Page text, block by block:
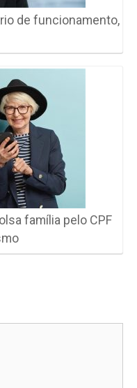
de funcionamento,
família pelo CPF